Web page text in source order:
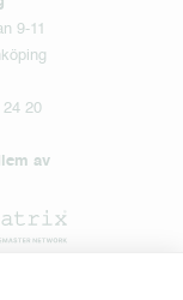
9-11
24 20
av